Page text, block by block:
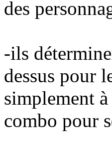
des
-ils
dessus pour
simplement
combo pour